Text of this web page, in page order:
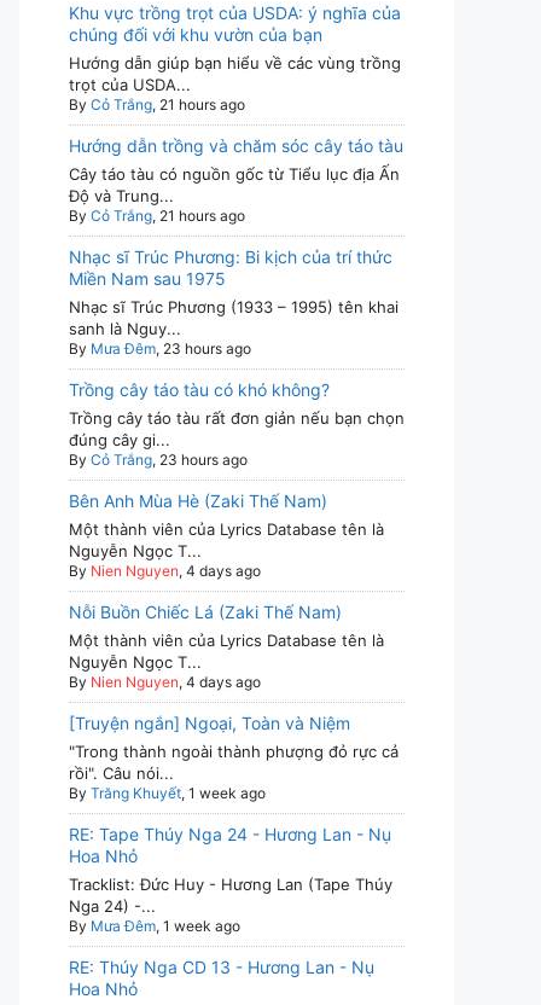
Khu vực trồng trọt của USDA: ý nghĩa của
chúng đối với khu vườn của bạn
Hướng dẫn giúp bạn hiểu về các vùng trồng
trọt của USDA...
By Cỏ Trắng, 21 hours ago
Hướng dẫn trồng và chăm sóc cây táo tàu
Cây táo tàu có nguồn gốc từ Tiểu lục địa Ấn
Độ và Trung...
By Cỏ Trắng, 21 hours ago
Nhạc sĩ Trúc Phương: Bi kịch của trí thức
Miền Nam sau 1975
Nhạc sĩ Trúc Phương (1933 – 1995) tên khai
sanh là Nguy...
By Mưa Đêm, 23 hours ago
Trồng cây táo tàu có khó không?
Trồng cây táo tàu rất đơn giản nếu bạn chọn
đúng cây gi...
By Cỏ Trắng, 23 hours ago
Bên Anh Mùa Hè (Zaki Thế Nam)
Một thành viên của Lyrics Database tên là
Nguyễn Ngọc T...
By Nien Nguyen, 4 days ago
Nỗi Buồn Chiếc Lá (Zaki Thế Nam)
Một thành viên của Lyrics Database tên là
Nguyễn Ngọc T...
By Nien Nguyen, 4 days ago
[Truyện ngắn] Ngoại, Toàn và Niệm
"Trong thành ngoài thành phượng đỏ rực cả
rồi". Câu nói...
By Trăng Khuyết, 1 week ago
RE: Tape Thúy Nga 24 - Hương Lan - Nụ
Hoa Nhỏ
Tracklist: Đức Huy - Hương Lan (Tape Thúy
Nga 24) -...
By Mưa Đêm, 1 week ago
RE: Thúy Nga CD 13 - Hương Lan - Nụ
Hoa Nhỏ